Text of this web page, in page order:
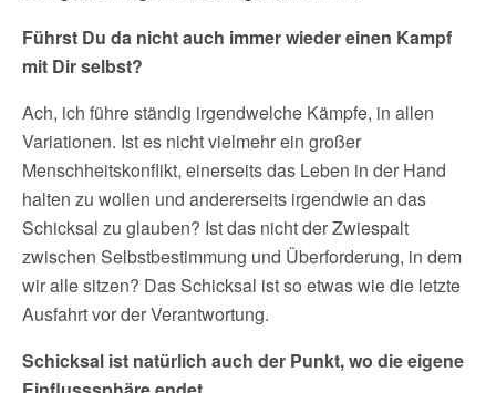
Führst Du da nicht auch immer wieder einen Kampf
mit Dir selbst?
Ach, ich führe ständig irgendwelche Kämpfe, in allen
Variationen. Ist es nicht vielmehr ein großer
Menschheitskonflikt, einerseits das Leben in der Hand
halten zu wollen und andererseits irgendwie an das
Schicksal zu glauben? Ist das nicht der Zwiespalt
zwischen Selbstbestimmung und Überforderung, in dem
wir alle sitzen? Das Schicksal ist so etwas wie die letzte
Ausfahrt vor der Verantwortung.
Schicksal ist natürlich auch der Punkt, wo die eigene